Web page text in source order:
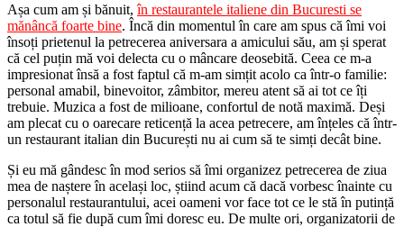
Așa cum am și bănuit,în restaurantele italiene din Bucuresti se
mănâncă foarte bine. Încă din momentul în care am spus că îmi voi
însoți prietenul la petrecerea aniversara a amicului său, am și sperat
că cel puțin mă voi delecta cu o mâncare deosebită. Ceea ce m-a
impresionat însă a fost faptul că m-am simțit acolo ca într-o familie:
personal amabil, binevoitor, zâmbitor, mereu atent să ai tot ce îți
trebuie. Muzica a fost de milioane, confortul de notă maximă. Deși
am plecat cu o oarecare reticență la acea petrecere, am înțeles că într-
un restaurant italian din București nu ai cum să te simți decât bine.
Și eu mă gândesc în mod serios să îmi organizez petrecerea de ziua
mea de naștere în același loc, știind acum că dacă vorbesc înainte cu
personalul restaurantului, acei oameni vor face tot ce le stă în putință
ca totul să fie după cum îmi doresc eu. De multe ori, organizatorii de